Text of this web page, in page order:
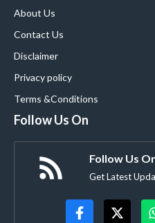
About Us
Contact Us
Disclaimer
Privacy policy
Terms &Conditions
Follow Us On
Follow Us
Get Latest